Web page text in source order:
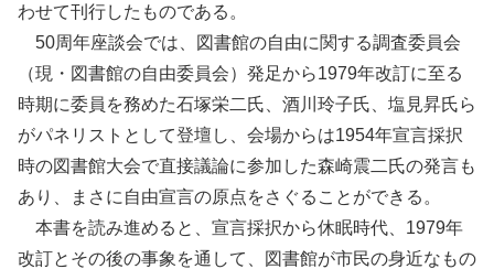
わせて刊行したものである。
50周年座談会では、図書館の自由に関する調査委員会
（現・図書館の自由委員会）発足から1979年改訂に至る
時期に委員を務めた石塚栄二氏、酒川玲子氏、塩見昇氏ら
がパネリストとして登壇し、会場からは1954年宣言採択
時の図書館大会で直接議論に参加した森崎震二氏の発言も
あり、まさに自由宣言の原点をさぐることができる。
本書を読み進めると、宣言採択から休眠時代、1979年
改訂とその後の事象を通して、図書館が市民の身近なもの